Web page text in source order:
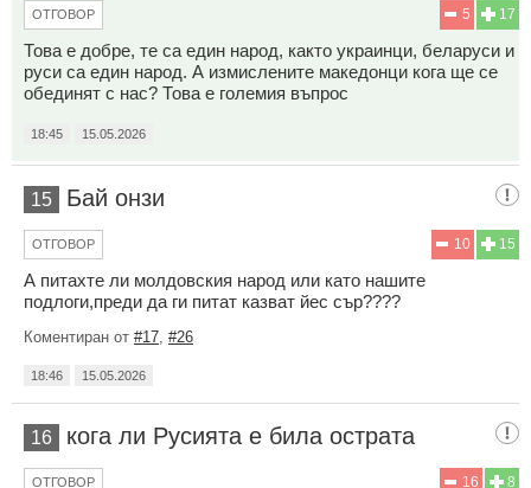
17
5
ОТГОВОР
Това е добре, те са един народ, както украинци, беларуси и
руси са един народ. А измислените македонци кога ще се
обединят с нас? Това е големия въпрос
18:45 15.05.2026
15 Бай онзи
15
10
ОТГОВОР
А питахте ли молдовския народ или като нашите
подлоги,преди да ги питат казват йес сър????
Коментиран от #17 #26
18:46 15.05.2026
16 кога ли Русията е била острата
8
16
ОТГОВОР